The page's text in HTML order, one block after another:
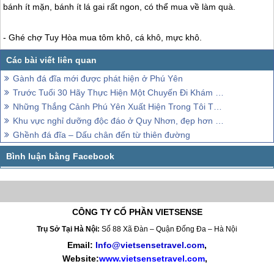
bánh ít mặn, bánh ít lá gai rất ngon, có thể mua về làm quà.
- Ghé chợ Tuy Hòa mua tôm khô, cá khô, mực khô.
Gành đá đĩa mới được phát hiện ở Phú Yên
Trước Tuổi 30 Hãy Thực Hiện Một Chuyến Đi Khám Phá Đất Nước
Những Thắng Cảnh Phú Yên Xuất Hiện Trong Tôi Thấy Hoa Vàng Trên Cỏ Xanh
Khu vực nghỉ dưỡng độc đáo ở Quy Nhơn, đẹp hơn cả những gì xuất hiện trong truyện cổ tích,
Ghềnh đá đĩa – Dấu chân đến từ thiên đường
CÔNG TY CỔ PHẦN VIETSENSE
Trụ Sở Tại Hà Nội: Số 88 Xã Đàn – Quận Đống Đa – Hà Nội
Email: Info@vietsensetravel.com,
Website:www.vietsensetravel.com,